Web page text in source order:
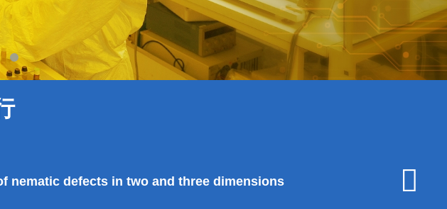
nematic defects in two and three dimensions
MAR
12